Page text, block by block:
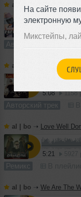
На сайте
электронную
Микстейпы,
al | bo Feramania -
4:19 1436
Авторский трек
al | bo Love Well
5:08 1158
Авторский трек
al | bo ➝ Love Well Done
5:21
Ремикс
al | bo ➝ We Are The